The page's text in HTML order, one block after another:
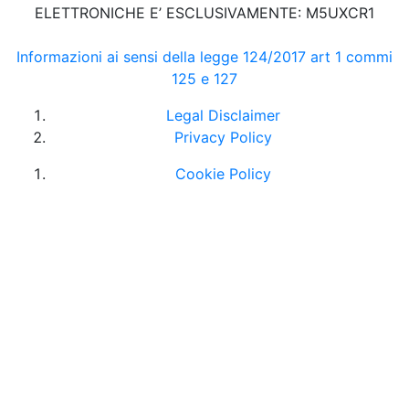
ELETTRONICHE E’ ESCLUSIVAMENTE: M5UXCR1
Informazioni ai sensi della legge 124/2017 art 1 commi
125 e 127
Legal Disclaimer
Privacy Policy
Cookie Policy